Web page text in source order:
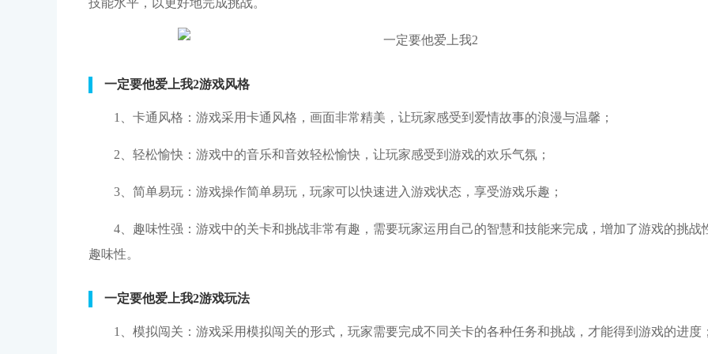
技能水平，以更好地完成挑战。
一定要他爱上我2游戏风格
1、卡通风格：游戏采用卡通风格，画面非常精美，让玩家感受到爱情故事的浪漫与温馨；
2、轻松愉快：游戏中的音乐和音效轻松愉快，让玩家感受到游戏的欢乐气氛；
3、简单易玩：游戏操作简单易玩，玩家可以快速进入游戏状态，享受游戏乐趣；
4、趣味性强：游戏中的关卡和挑战非常有趣，需要玩家运用自己的智慧和技能来完成，增加了游戏的挑战
趣味性。
一定要他爱上我2游戏玩法
1、模拟闯关：游戏采用模拟闯关的形式，玩家需要完成不同关卡的各种任务和挑战，才能得到游戏的进度